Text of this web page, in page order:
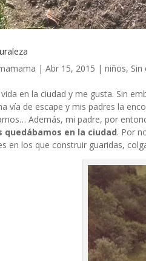
| Abr 15, 2015 | niños, Sin
en la ciudad y me gusta. Sin
vía de escape y mis padres la
Además, mi padre, por
quedábamos en la ciudad. Por
en los que construir guaridas,